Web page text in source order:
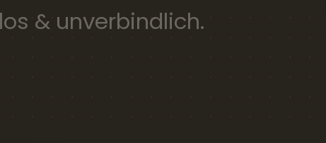
& unverbindlich.